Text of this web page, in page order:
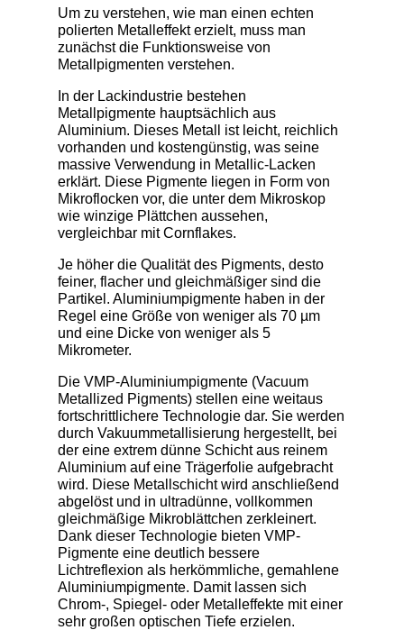
Um zu verstehen, wie man einen echten
polierten Metalleffekt erzielt, muss man
zunächst die Funktionsweise von
Metallpigmenten verstehen.
In der Lackindustrie bestehen
Metallpigmente hauptsächlich aus
Aluminium. Dieses Metall ist leicht, reichlich
vorhanden und kostengünstig, was seine
massive Verwendung in Metallic-Lacken
erklärt. Diese Pigmente liegen in Form von
Mikroflocken vor, die unter dem Mikroskop
wie winzige Plättchen aussehen,
vergleichbar mit Cornflakes.
Je höher die Qualität des Pigments, desto
feiner, flacher und gleichmäßiger sind die
Partikel. Aluminiumpigmente haben in der
Regel eine Größe von weniger als 70 µm
und eine Dicke von weniger als 5
Mikrometer.
Die VMP-Aluminiumpigmente (Vacuum
Metallized Pigments) stellen eine weitaus
fortschrittlichere Technologie dar. Sie werden
durch Vakuummetallisierung hergestellt, bei
der eine extrem dünne Schicht aus reinem
Aluminium auf eine Trägerfolie aufgebracht
wird. Diese Metallschicht wird anschließend
abgelöst und in ultradünne, vollkommen
gleichmäßige Mikroblättchen zerkleinert.
Dank dieser Technologie bieten VMP-
Pigmente eine deutlich bessere
Lichtreflexion als herkömmliche, gemahlene
Aluminiumpigmente. Damit lassen sich
Chrom-, Spiegel- oder Metalleffekte mit einer
sehr großen optischen Tiefe erzielen.